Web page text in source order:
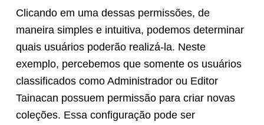
Clicando em uma dessas permissões, de
maneira simples e intuitiva, podemos determinar
quais usuários poderão realizá-la. Neste
exemplo, percebemos que somente os usuários
classificados como Administrador ou Editor
Tainacan possuem permissão para criar novas
coleções. Essa configuração pode ser